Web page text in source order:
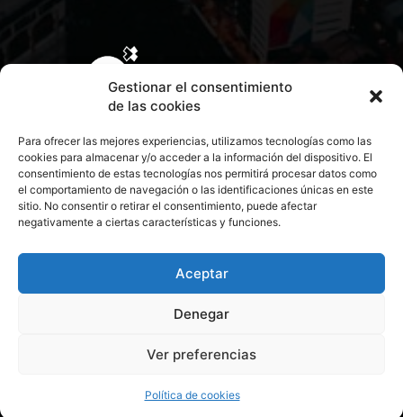
Gestionar el consentimiento
de las cookies
Para ofrecer las mejores experiencias, utilizamos tecnologías como las
cookies para almacenar y/o acceder a la información del dispositivo. El
consentimiento de estas tecnologías nos permitirá procesar datos como
el comportamiento de navegación o las identificaciones únicas en este
sitio. No consentir o retirar el consentimiento, puede afectar
negativamente a ciertas características y funciones.
Aceptar
Denegar
Ver preferencias
Política de cookies
CONTACTA CON NOSOTROS
© 2026 Todos los derechos reservados. Culturamanía